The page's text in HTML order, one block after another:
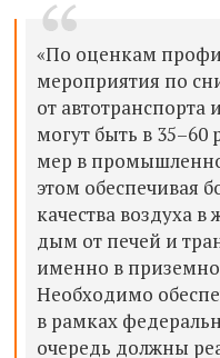
«По оценкам
мероприятия по
от автотранспорта
могут быть в
мер в
этом обеспечивая
качества воздуха
дым от печей и
именно в
Необходимо
в рамках
очередь должны